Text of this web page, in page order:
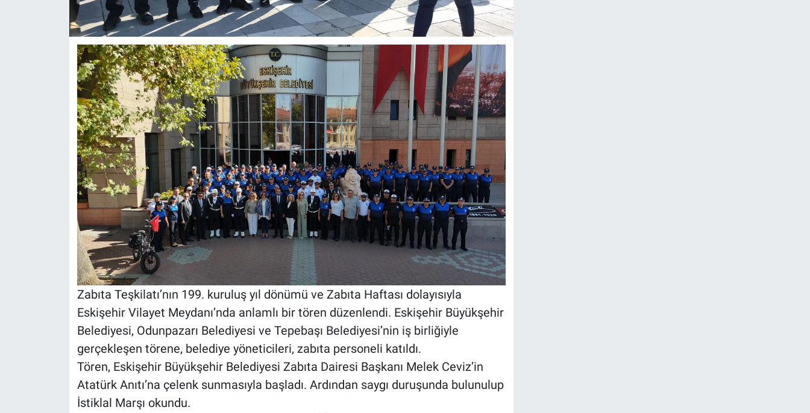
Zabıta Teşkilatı’nın 199. kuruluş yıl dönümü ve Zabıta Haftası dolayısıyla
Eskişehir Vilayet Meydanı’nda anlamlı bir tören düzenlendi. Eskişehir Büyükşehir
Belediyesi, Odunpazarı Belediyesi ve Tepebaşı Belediyesi’nin iş birliğiyle
gerçekleşen törene, belediye yöneticileri, zabıta personeli katıldı.
Tören, Eskişehir Büyükşehir Belediyesi Zabıta Dairesi Başkanı Melek Ceviz’in
Atatürk Anıtı’na çelenk sunmasıyla başladı. Ardından saygı duruşunda bulunulup
İstiklal Marşı okundu.